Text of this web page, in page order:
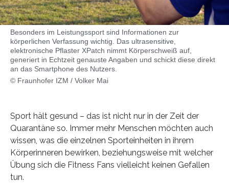
Besonders im Leistungssport sind Informationen zur
körperlichen Verfassung wichtig. Das ultrasensitive,
elektronische Pflaster XPatch nimmt Körperschweiß auf,
generiert in Echtzeit genauste Angaben und schickt diese direkt
an das Smartphone des Nutzers.
© Fraunhofer IZM / Volker Mai
Sport hält gesund – das ist nicht nur in der Zeit der
Quarantäne so. Immer mehr Menschen möchten auch
wissen, was die einzelnen Sporteinheiten in ihrem
Körperinneren bewirken, beziehungsweise mit welcher
Übung sich die Fitness Fans vielleicht keinen Gefallen
tun.